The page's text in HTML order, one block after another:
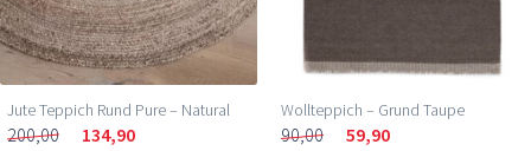
Jute Teppich Rund Pure – Natural
200,00 134,90
Wollteppich – Grund Taupe
90,00 59,90